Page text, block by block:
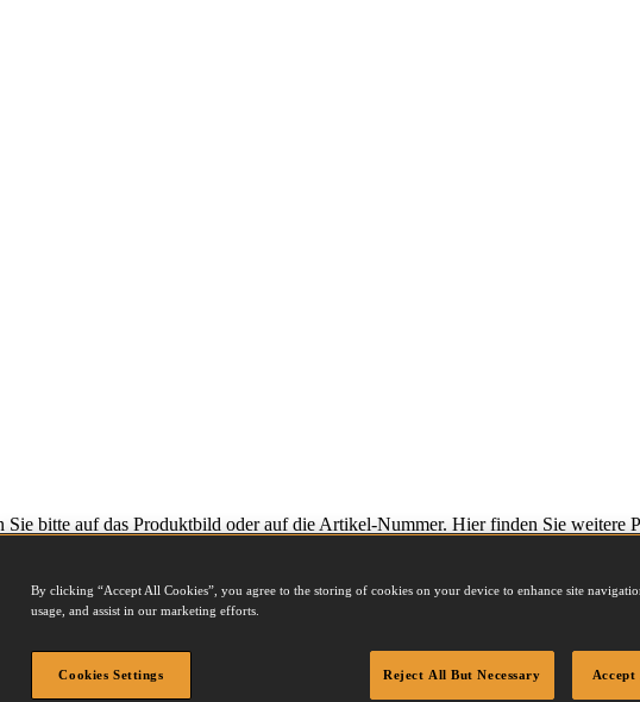
bitte auf das Produktbild oder auf die Artikel-Nummer. Hier finden Sie weitere
By clicking “Accept All Cookies”, you agree to the storing of cookies on your device to enhance site
usage, and assist in our marketing efforts.
Cookies Settings Reject All But Necessary Accept